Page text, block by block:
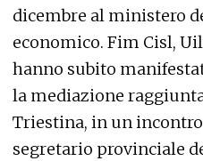
dicembre al ministero
economico. Fim Cisl,
hanno subito
la mediazione
Triestina, in un
segretario provinciale